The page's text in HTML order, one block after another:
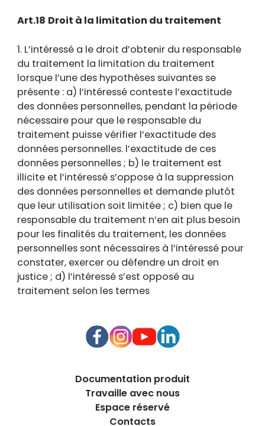
Art.18 Droit à la limitation du traitement
1. L’intéressé a le droit d’obtenir du responsable
du traitement la limitation du traitement
lorsque l’une des hypothèses suivantes se
présente : a) l’intéressé conteste l’exactitude
des données personnelles, pendant la période
nécessaire pour que le responsable du
traitement puisse vérifier l’exactitude des
données personnelles. l’exactitude de ces
données personnelles ; b) le traitement est
illicite et l’intéressé s’oppose à la suppression
des données personnelles et demande plutôt
que leur utilisation soit limitée ; c) bien que le
responsable du traitement n’en ait plus besoin
pour les finalités du traitement, les données
personnelles sont nécessaires à l’intéressé pour
constater, exercer ou défendre un droit en
justice ; d) l’intéressé s’est opposé au
traitement selon les termes
Documentation produit
Travaille avec nous
Espace réservé
Contacts